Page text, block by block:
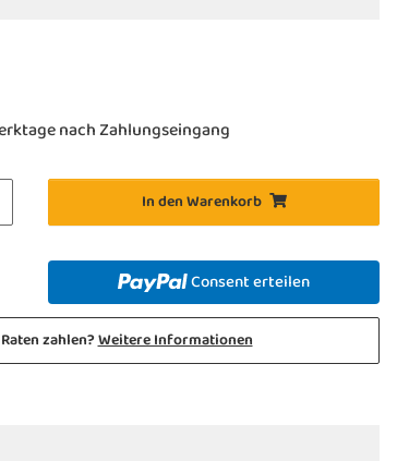
nach Zahlungseingang
In den Warenkorb
Consent erteilen
zahlen?Weitere Informationen